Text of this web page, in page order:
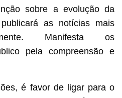
sobre a evolução da
as notícias mais
Manifesta os
pela compreensão e
é favor de ligar para o